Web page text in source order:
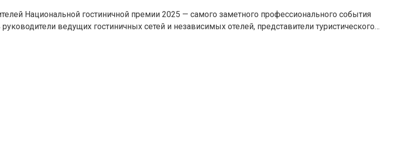
Национальной гостиничной премии 2025 — самого заметного профессионального события
ведущих гостиничных сетей и независимых отелей, представители туристического…